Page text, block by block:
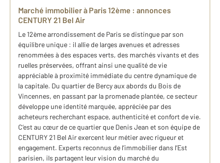
Marché immobilier à Paris 12ème : annonces
CENTURY 21 Bel Air
Le 12ème arrondissement de Paris se distingue par son
équilibre unique : il allie de larges avenues et adresses
renommées à des espaces verts, des marchés vivants et des
ruelles préservées, offrant ainsi une qualité de vie
appréciable à proximité immédiate du centre dynamique de
la capitale. Du quartier de Bercy aux abords du Bois de
Vincennes, en passant par la promenade plantée, ce secteur
développe une identité marquée, appréciée par des
acheteurs recherchant espace, authenticité et confort de vie.
C’est au cœur de ce quartier que Denis Jean et son équipe de
CENTURY 21 Bel Air exercent leur métier avec rigueur et
engagement. Experts reconnus de l’immobilier dans l’Est
parisien, ils partagent leur vision du marché du